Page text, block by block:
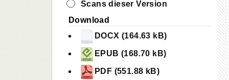
Scans dieser Version
Download
DOCX (164.63 kB)
EPUB (168.70 kB)
PDF (551.88 kB)